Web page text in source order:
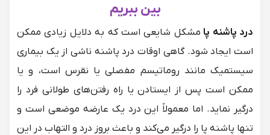
بین ببریم
درد پاشنه پا مشکل شایعی است که به دلایل زیادی ممکن
است ایجاد شود. گاهی اوقات درد پاشنه ناشی از یک بیماری
سیستمیک مانند روماتیسم مفصلی یا نقرس است، و یا
ممکن است پس از ایستادن یا راه رفتن‌های طولانی فرد را
درگیر نماید. اما معمولاً این درد یک عارضه موضعی است و
تنها پاشنه پا را درگیر می‌کند و باعث بروز درد و التهاب در این